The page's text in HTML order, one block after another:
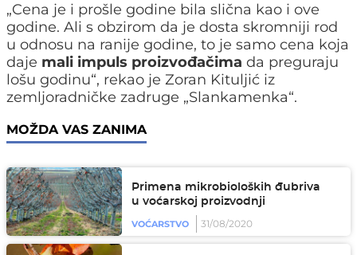
„Cena je i prošle godine bila slična kao i ove
godine. Ali s obzirom da je dosta skromniji rod
u odnosu na ranije godine, to je samo cena koja
daje mali impuls proizvođačima da preguraju
lošu godinu“, rekao je Zoran Kituljić iz
zemljoradničke zadruge „Slankamenka“.
MOŽDA VAS ZANIMA
Primena mikrobioloških đubriva
u voćarskoj proizvodnji
VOĆARSTVO 31/08/2020